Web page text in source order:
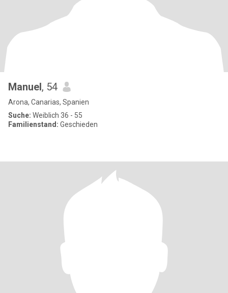
Manuel, 54
Arona, Canarias, Spanien
Suche: Weiblich 36 - 55
Familienstand: Geschieden